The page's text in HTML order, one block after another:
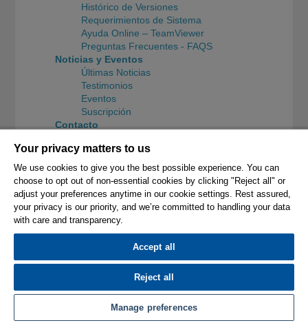
Histórico de Versiones
Requerimientos de Sistema
Ayuda Online – TeamViewer
Preguntas Frecuentes - FAQS
Noticias y Eventos
Últimas Noticias
Testimonios
Eventos
Suscripción
Contacto
Contacto Soporte
Distribuidores
Solicitud de Información
Empleo
Oficinas Hexagon
© 2026 Hexagon AB and/or its subsidiaries.
Company Information Privacy Policy Cookie Settings
Follow us
Your privacy matters to us
We use cookies to give you the best possible experience. You can
choose to opt out of non-essential cookies by clicking "Reject all" or
adjust your preferences anytime in our cookie settings. Rest assured,
your privacy is our priority, and we’re committed to handling your data
with care and transparency.
Accept all
Reject all
Manage preferences